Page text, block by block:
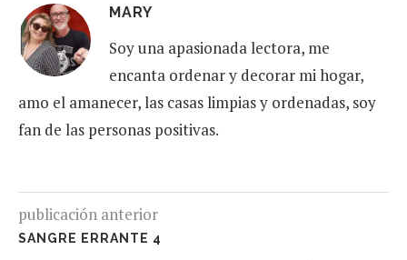
MARY
Soy una apasionada lectora, me
encanta ordenar y decorar mi hogar,
amo el amanecer, las casas limpias y ordenadas, soy
fan de las personas positivas.
publicación anterior
SANGRE ERRANTE 4